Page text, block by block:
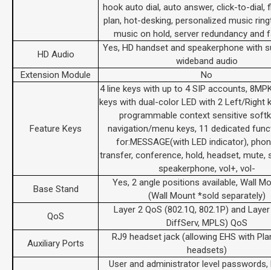
hook auto dial, auto answer, click-to-dial,
plan, hot-desking, personalized music
music on hold, server redundancy and
HD Audio
Yes, HD handset and speakerphone with
wideband audio
Extension Module
No
Feature Keys
4 line keys with up to 4 SIP accounts,
keys with dual-color LED with 2 Left/Right
programmable context sensitive
navigation/menu keys, 11 dedicated
for:MESSAGE(with LED indicator),
transfer, conference, hold, headset, mute,
speakerphone, vol+, vol-
Base Stand
Yes, 2 angle positions available, Wall
(Wall Mount *sold separately)
QoS
Layer 2 QoS (802.1Q, 802.1P) and
DiffServ, MPLS) QoS
Auxiliary Ports
RJ9 headset jack (allowing EHS with
headsets)
User and administrator level passwords,